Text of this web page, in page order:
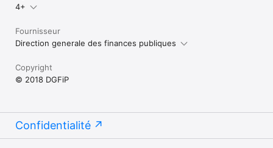
4+
Fournisseur
Direction generale des finances publiques
Copyright
© 2018 DGFiP
Confidentialité